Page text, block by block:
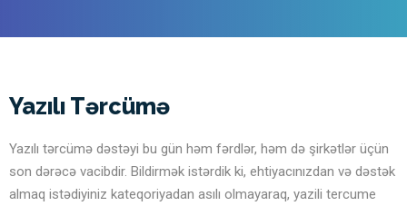
Yazılı Tərcümə
Yazılı tərcümə dəstəyi bu gün həm fərdlər, həm də şirkətlər üçün
son dərəcə vacibdir. Bildirmək istərdik ki, ehtiyacınızdan və dəstək
almaq istədiyiniz kateqoriyadan asılı olmayaraq, yazili tercume